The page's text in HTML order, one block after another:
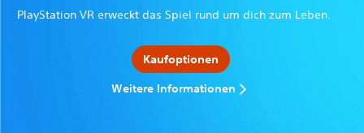
PlayStation VR erweckt das Spiel rund um dich zum Leben.
Kaufoptionen
Weitere Informationen